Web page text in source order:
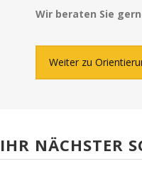
Wir beraten Sie
Weiter zu
IHR NÄCHSTER